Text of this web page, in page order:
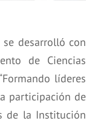
desarrolló con
de Ciencias
líderes
participación de
de la Institución